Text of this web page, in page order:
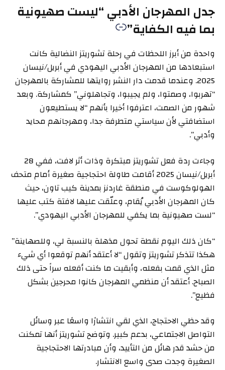
جدل المهرجان الأدبي “ليست صهيونية
بما فيه الكفاية”
واحدة من أبرز اللحظات في رحلة تشوريتز النضالية كانت
استبعادها من المهرجان الأدبي اليهودي في أبريل/نيسان
2025. وعندما قدمت دار النشر روايتها للمشاركة بالمهرجان
“تهربوا، وصمتوا، ولم يجيبوا، وتجاهلوني” كمشاركة. وبعد
شهور من الصمت، اعترفوا أخيرا بأنهم “لا يستطيعون
استضافتي لأن سياستي متطرفة جدا، ومهرجانهم محايد
وأدبي”.
وجاءت ردة فعل تشوريتز مبتكرة وذات أثر لافت، ففي 28
أبريل/نيسان 2025 أقامت طاولة احتجاجية صغيرة أمام متحف
الهولوكوست في منطقة غاردنز بمدينة كيب تاون، حيث
كان المهرجان الأدبي يُقام، وعلّقت عليها لافتة كتب عليها
“لست صهيونية بما يكفي للمهرجان الأدبي اليهودي”.
“كان ذلك اليوم نقطة تحول مذهلة بالنسبة لي، وللصهاينة”
هكذا تتذكر تشوريتز وتقول “لا أعتقد أنهم توقعوا أي شيء
مثل الذي قمت بفعله، وأبقيت ما كنت أفعله سراً حتى ذلك
الصباح. أعتقد أن منظمي المهرجان كانوا محرجين بشكل
فظيع”.
وقد حظي الاحتجاج، الذي لقي انتشارًا واسعًا عبر وسائل
التواصل الاجتماعي، بدعم كبير. وتوضح تشوريتز أنها تمكنت
من حشد قدر هائل من التأييد، وأن مبادرتها الاحتجاجية
الصغيرة وجدت صدى واسع الانتشار.